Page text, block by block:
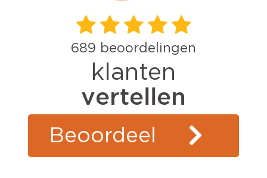
689 beoordelingen
klanten
vertellen
Beoordeel